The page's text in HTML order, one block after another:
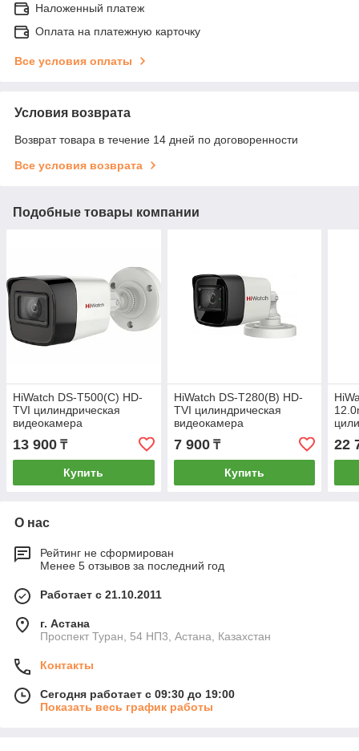
Наложенный платеж
Оплата на платежную карточку
Все условия оплаты
Условия возврата
Возврат товара в течение 14 дней по договоренности
Все условия возврата
Подобные товары компании
HiWatch DS-T500(C) HD-
TVI цилиндрическая
видеокамера
13 900 ₸
Купить
HiWatch DS-T280(B) HD-
TVI цилиндрическая
видеокамера
7 900₸
Купить
22
О нас
Рейтинг не сформирован
Менее 5 отзывов за последний год
Работает с 21.10.2011
г. Астана
Проспект Туран, 54 НП3, Астана, Казахстан
Контакты
Сегодня работает с 09:30 до 19:00
Показать весь график работы